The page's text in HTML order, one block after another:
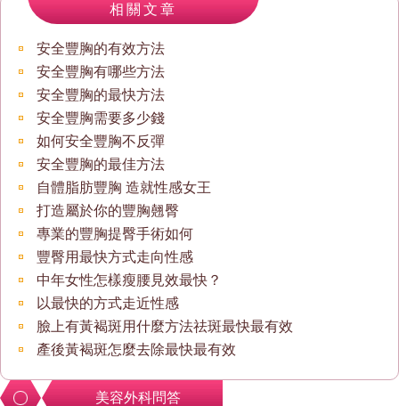
相關文章
安全豐胸的有效方法
安全豐胸有哪些方法
安全豐胸的最快方法
安全豐胸需要多少錢
如何安全豐胸不反彈
安全豐胸的最佳方法
自體脂肪豐胸 造就性感女王
打造屬於你的豐胸翹臀
專業的豐胸提臀手術如何
豐臀用最快方式走向性感
中年女性怎樣瘦腰見效最快？
以最快的方式走近性感
臉上有黃褐斑用什麼方法祛斑最快最有效
產後黃褐斑怎麼去除最快最有效
美容外科問答